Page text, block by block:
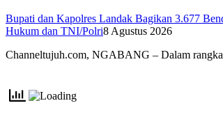
Bupati dan Kapolres Landak Bagikan 3.677
Hukum dan TNI/Polri8 Agustus 2026
Channeltujuh.com, NGABANG – Dalam